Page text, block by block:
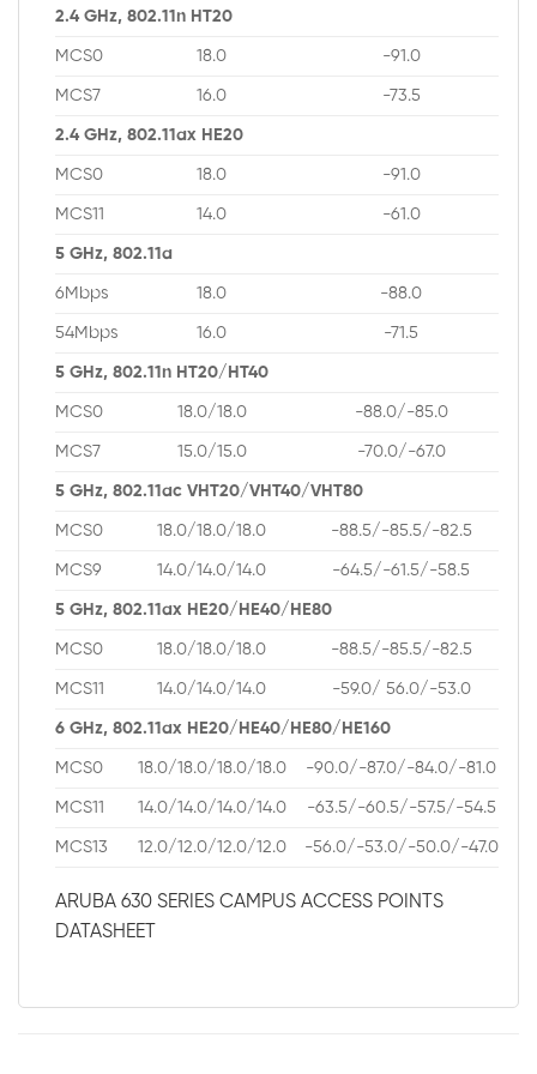
2.4 GHz, 802.11n HT20
MCS0 18.0 -91.0
MCS7 16.0 -73.5
2.4 GHz, 802.11ax HE20
MCS0 18.0 -91.0
MCS11 14.0 -61.0
5 GHz, 802.11a
6Mbps 18.0 -88.0
54Mbps 16.0 -71.5
5 GHz, 802.11n HT20/HT40
MCS0 18.0/18.0 -88.0/-85.0
MCS7 15.0/15.0 -70.0/-67.0
5 GHz, 802.11ac VHT20/VHT40/VHT80
MCS0 18.0/18.0/18.0 -88.5/-85.5/-82.5
MCS9 14.0/14.0/14.0 -64.5/-61.5/-58.5
5 GHz, 802.11ax HE20/HE40/HE80
MCS0 18.0/18.0/18.0 -88.5/-85.5/-82.5
MCS11 14.0/14.0/14.0 -59.0/ 56.0/-53.0
6 GHz, 802.11ax HE20/HE40/HE80/HE160
MCS0 18.0/18.0/18.0/18.0 -90.0/-87.0/-84.0/-81.0
MCS11 14.0/14.0/14.0/14.0 -63.5/-60.5/-57.5/-54.5
MCS13 12.0/12.0/12.0/12.0 -56.0/-53.0/-50.0/-47.0
ARUBA 630 SERIES CAMPUS ACCESS POINTS
DATASHEET